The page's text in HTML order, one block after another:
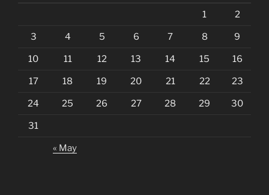
1 2
3 4 5 6 7 8 9
10 11 12 13 14 15 16
17 18 19 20 21 22 23
24 25 26 27 28 29 30
31
« May